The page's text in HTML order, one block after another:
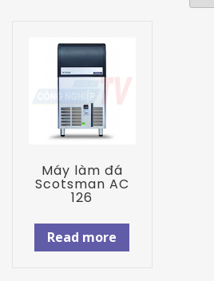
Máy làm đá
Scotsman AC
126
Read more